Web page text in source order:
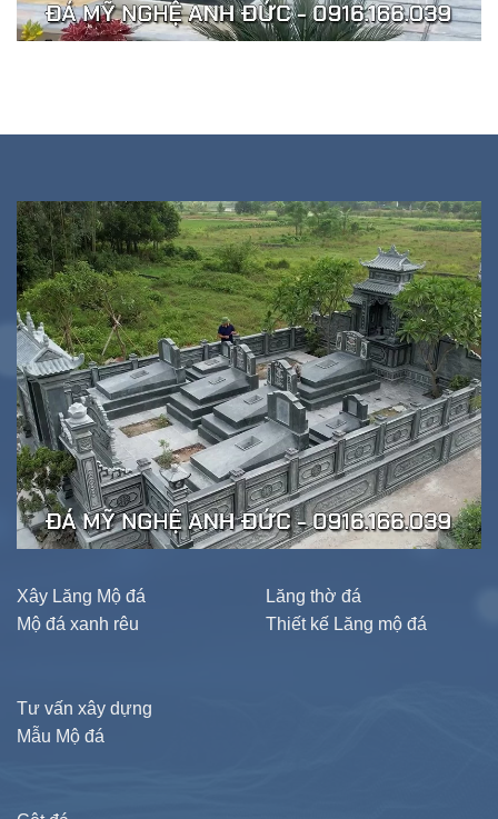
Xây Lăng Mộ đá
Mộ đá xanh rêu
Lăng thờ đá
Thiết kế Lăng mộ đá
Tư vấn xây dựng
Mẫu Mộ đá